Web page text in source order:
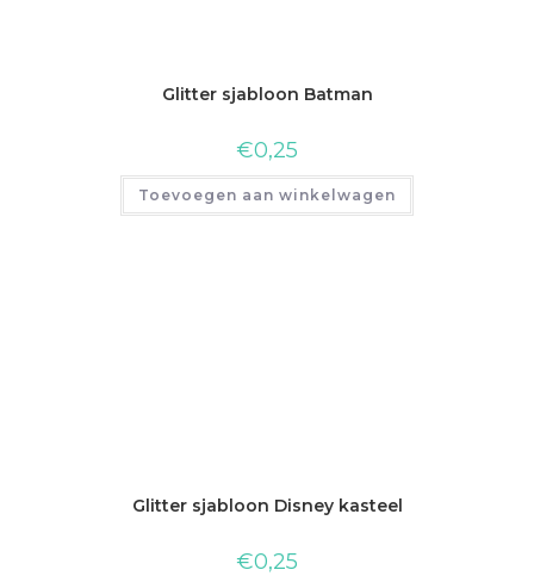
Glitter sjabloon Batman
€0,25
Toevoegen aan winkelwagen
Glitter sjabloon Disney kasteel
€0,25